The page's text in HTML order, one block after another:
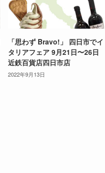
「思わず Bravo!」 四日市でイ
タリアフェア 9月21日〜26日
近鉄百貨店四日市店
2022年9月13日